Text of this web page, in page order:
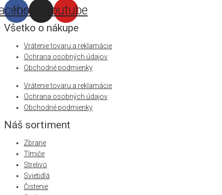
InstagramYoutube
Všetko o nákupe
Vrátenie tovaru a reklamácie
Ochrana osobných údajov
Obchodné podmienky
Vrátenie tovaru a reklamácie
Ochrana osobných údajov
Obchodné podmienky
Náš sortiment
Zbrane
Tlmiče
Strelivo
Svietidlá
Čistenie